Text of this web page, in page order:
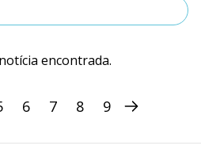
encontrada.
6 7 8 9